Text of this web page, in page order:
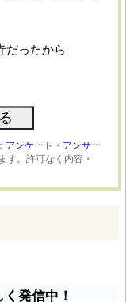
だったから
アンケート・アンサー
す。許可なく内容・
発信中！